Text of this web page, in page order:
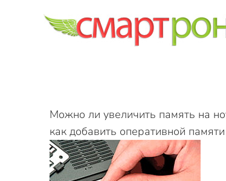
Skip to main content
Можно ли увеличить память на
как добавить оперативной